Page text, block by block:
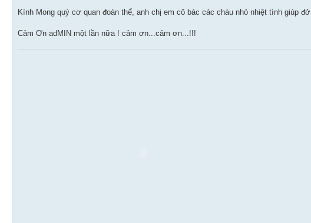
Kính Mong quý cơ quan đoàn thể, anh chị em cô bác các cháu nhỏ nhiệt tình giúp đở.
Cảm Ơn adMIN một lần nữa ! cảm ơn...cảm ơn...!!!